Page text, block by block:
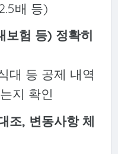
배 등)
보험 등) 정확히
대 등 공제 내역
지 확인
조, 변동사항 체